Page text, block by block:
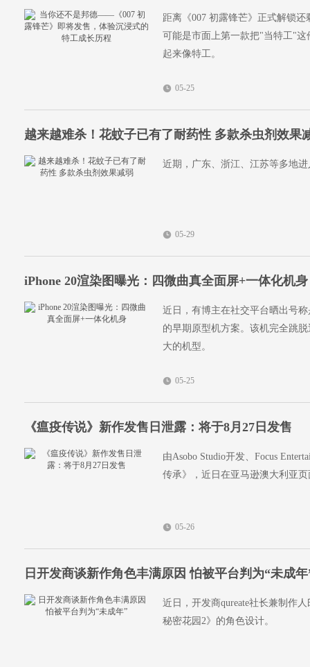
距离《007 初露锋芒》正式解锁
可能是市面上第一款把"当特工"这
起来像特工。
05-25
越来越难杀！花蚊子已有了耐药性 多款杀虫剂效果
近期，广东、浙江、江苏等多地
05-29
iPhone 20渲染图曝光：四微曲真全面屏+一体化机身
近日，有博主在社交平台晒出号
的早期原型机方案。该机完全跳
大的机型。
05-25
《瘟疫传说》新作发售日泄露：将于8月27日发售
由Asobo Studio开发、Focus
传承》，近日在亚马逊澳大利亚
05-26
日开发商谈新作角色丰满原因 怕被平台判为“未成年
近日，开发商qureate社长兼制作
秘密花园2》的角色设计。